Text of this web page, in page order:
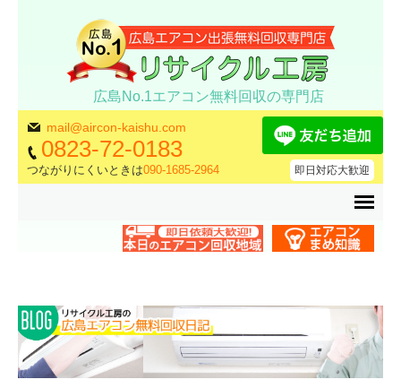
広島No.1エアコン無料回収の専門店
mail@aircon-kaishu.com
0823-72-0183
つながりにくいときは090-1685-2964 即日対応大歓迎